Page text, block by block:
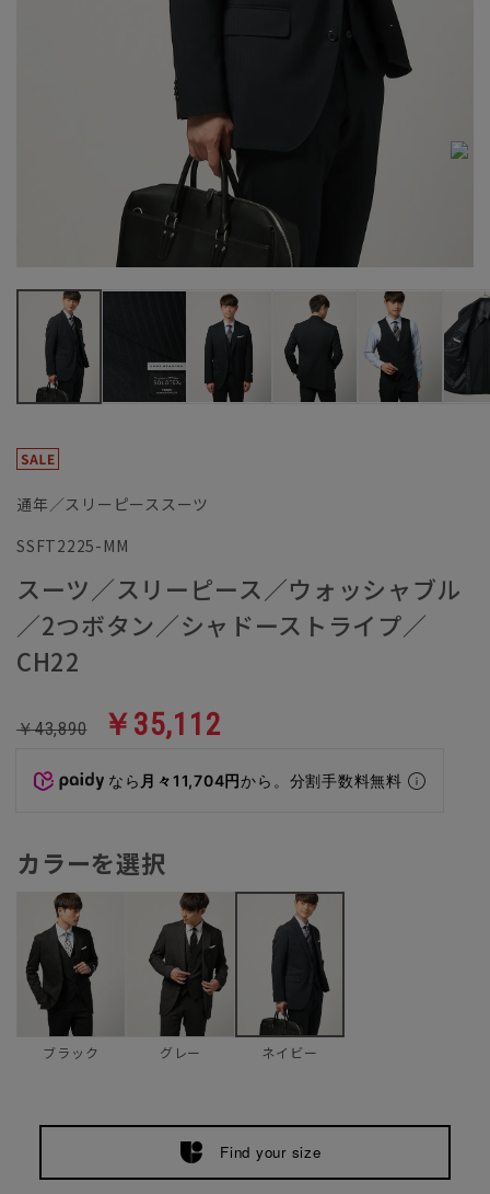
通年／スリーピーススーツ
SSFT2225-MM
スーツ／スリーピース／ウォッシャブル
／2つボタン／シャドーストライプ／
CH22
￥43,890 ￥35,112
なら 月々11,704円から。分割手数料無料
カラーを選択
ブラック グレー ネイビー
Find your size